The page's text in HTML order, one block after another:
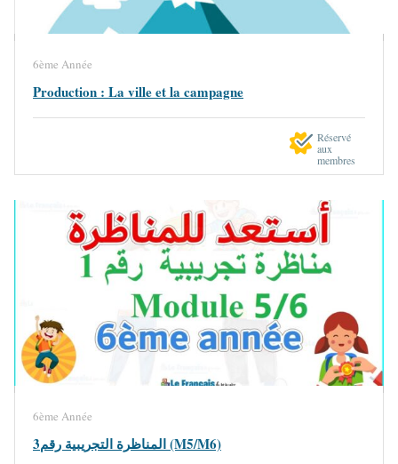
6ème Année
Production : La ville et la campagne
Réservé
aux
membres
6ème Année
المناظرة التجريبية رقم3 (M5/M6)